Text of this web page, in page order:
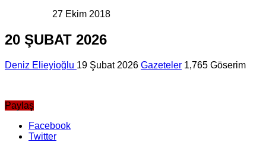
27 Ekim 2018
20 ŞUBAT 2026
Deniz Elieyioğlu 19 Şubat 2026 Gazeteler 1,765 Göserim
Paylaş
Facebook
Twitter